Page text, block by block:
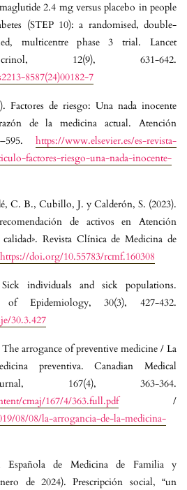
2.4 mg versus placebo in people
(STEP 10): a randomised, double-
multicentre phase 3 trial. Lancet
12(9), 631-642.
8587(24)00182-7
Factores de riesgo: Una nada inocente
de la medicina actual. Atención
https://www.elsevier.es/es-revista-
factores-riesgo-una-nada-inocente-
C. B., Cubillo, J. y Calderón, S. (2023).
de activos en Atención
Revista Clínica de Medicina de
https://doi.org/10.55783/rcmf.160308
individuals and sick populations.
of Epidemiology, 30(3), 427-432.
30.3.427
arrogance of preventive medicine / La
preventiva. Canadian Medical
167(4), 363-364.
cmaj/167/4/363.full.pdf/
08/08/la-arrogancia-de-la-medicina-
Española de Medicina de Familia y
de 2024). Prescripción social, “un